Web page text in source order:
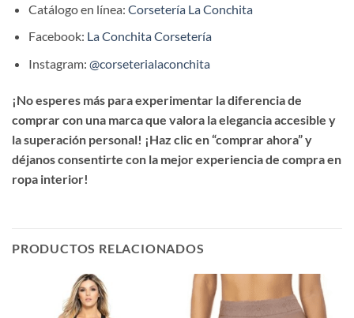
Catálogo en línea: Corsetería La Conchita
Facebook: La Conchita Corsetería
Instagram: @corseterialaconchita
¡No esperes más para experimentar la diferencia de
comprar con una marca que valora la elegancia accesible y
la superación personal! ¡Haz clic en “comprar ahora” y
déjanos consentirte con la mejor experiencia de compra en
ropa interior!
PRODUCTOS RELACIONADOS